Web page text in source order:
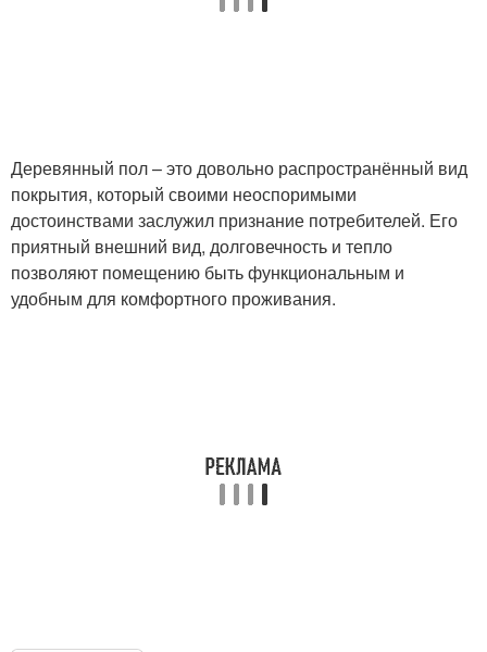
Деревянный пол – это довольно распространённый вид
покрытия, который своими неоспоримыми
достоинствами заслужил признание потребителей. Его
приятный внешний вид, долговечность и тепло
позволяют помещению быть функциональным и
удобным для комфортного проживания.